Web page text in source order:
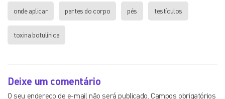
onde aplicar partes do corpo pés testículos
toxina botulínica
Deixe um comentário
O seu endereço de e-mail não será publicado. Campos obrigatórios